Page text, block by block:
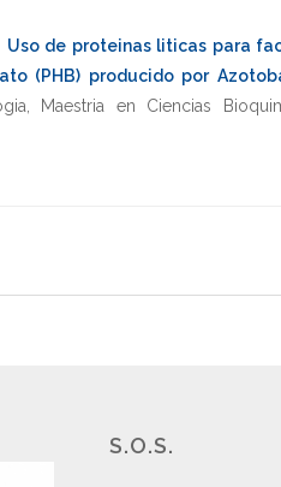
Uso de proteinas liticas para
(PHB) producido por
Maestria en Ciencias
S.O.S.